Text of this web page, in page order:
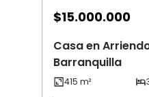
$15.000.000
Casa en
Barranquilla